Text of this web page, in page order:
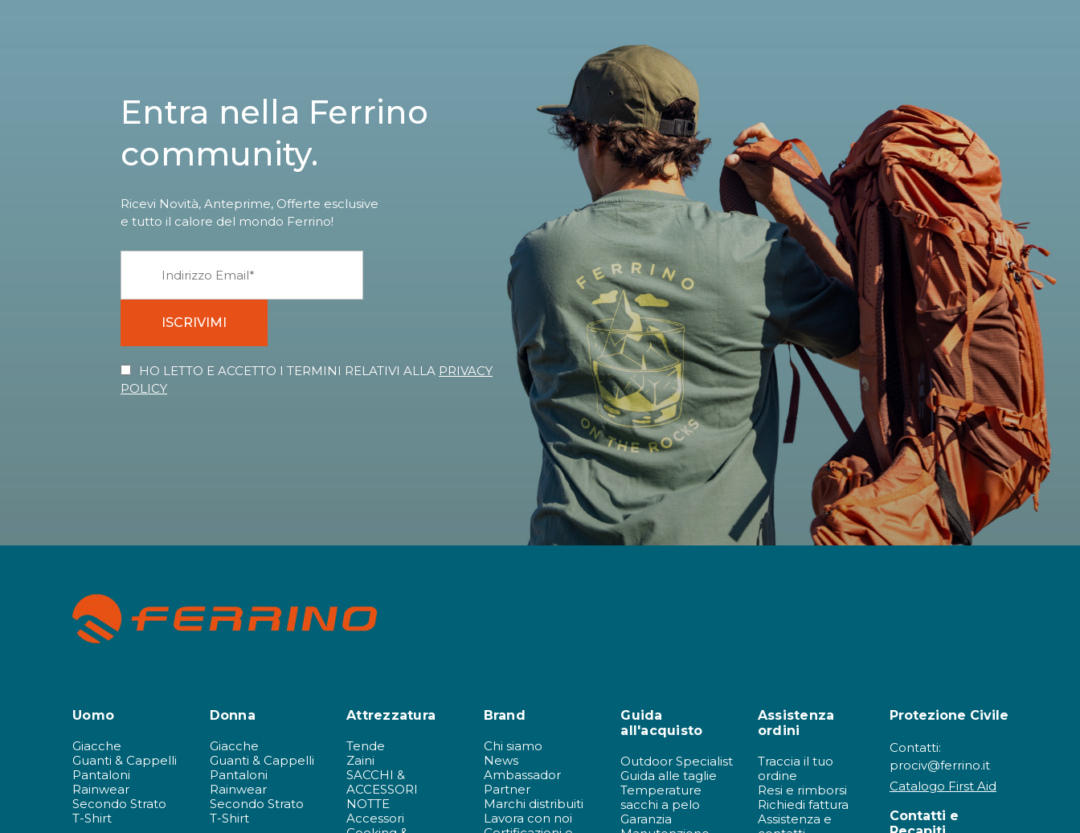
Entra nella Ferrino
community.
Ricevi Novità, Anteprime, Offerte esclusive
e tutto il calore del mondo Ferrino!
ISCRIVIMI
HO LETTO E ACCETTO I TERMINI RELATIVI ALLA PRIVACY
POLICY
Uomo
Giacche
Guanti & Cappelli
Pantaloni
Rainwear
Secondo Strato
T-Shirt
Donna
Giacche
Guanti & Cappelli
Pantaloni
Rainwear
Secondo Strato
T-Shirt
Attrezzatura
Tende
Zaini
SACCHI &
ACCESSORI
NOTTE
Accessori
Brand
Chi siamo
News
Ambassador
Partner
Marchi distribuiti
Lavora con noi
Guida
all'acquisto
Outdoor Specialist
Guida alle taglie
Temperature
sacchi a pelo
Garanzia
Assistenza
ordini
Traccia il tuo
ordine
Resi e rimborsi
Richiedi fattura
Assistenza e
Protezione Civile
Contatti:
prociv@ferrino.it
Catalogo First Aid
Contatti e